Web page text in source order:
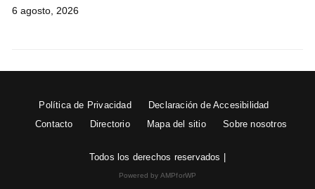
6 agosto, 2026
Política de Privacidad
Declaración de Accesibilidad
Contacto
Directorio Mapa del sitio Sobre nosotros
Todos los derechos reservados |
Powered by AMPforWP